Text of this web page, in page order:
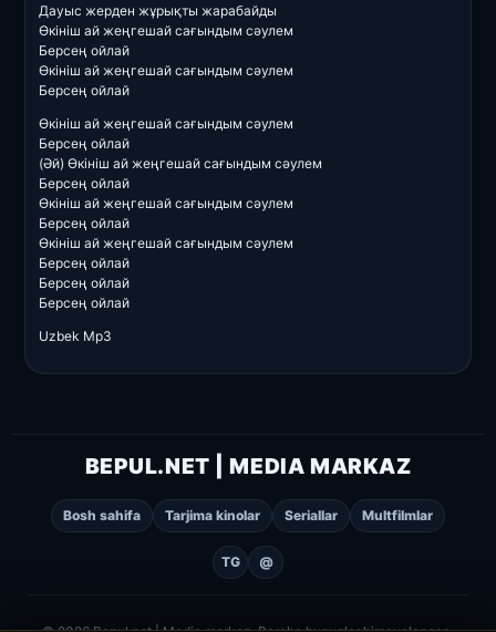
Дауыс жерден жұрықты жарабайды
Өкініш ай жеңгешай сағындым сәулем
Берсең ойлай
Өкініш ай жеңгешай сағындым сәулем
Берсең ойлай
Өкініш ай жеңгешай сағындым сәулем
Берсең ойлай
(Әй) Өкініш ай жеңгешай сағындым сәулем
Берсең ойлай
Өкініш ай жеңгешай сағындым сәулем
Берсең ойлай
Өкініш ай жеңгешай сағындым сәулем
Берсең ойлай
Берсең ойлай
Берсең ойлай
Uzbek Mp3
BEPUL.NET | MEDIA MARKAZ
Bosh sahifa Tarjima kinolar Seriallar Multfilmlar
TG @